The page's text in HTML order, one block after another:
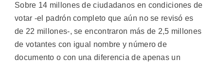
Sobre 14 millones de ciudadanos en condiciones de
votar -el padrón completo que aún no se revisó es
de 22 millones-, se encontraron más de 2,5 millones
de votantes con igual nombre y número de
documento o con una diferencia de apenas un